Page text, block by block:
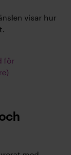
visar hur
för